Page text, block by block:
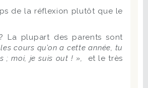
de la réflexion plutôt que le
La plupart des parents sont
cours qu’on a cette année, tu
; moi, je suis out ! », et le très